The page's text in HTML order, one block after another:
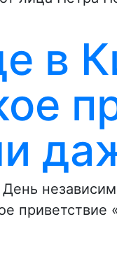
в
День
приветствие